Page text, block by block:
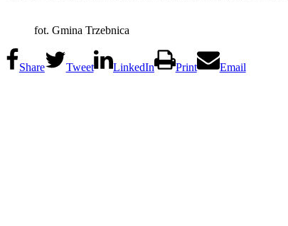
fot. Gmina Trzebnica
Share Tweet LinkedIn Print Email